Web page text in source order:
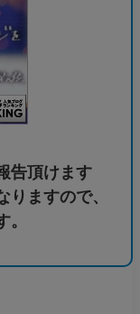
告頂けます
りますので、
。